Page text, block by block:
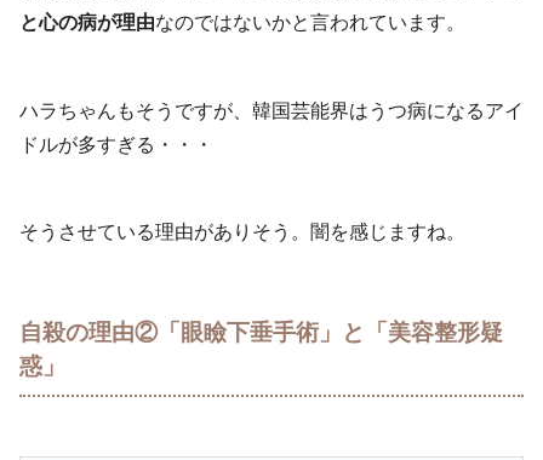
と心の病が理由なのではないかと言われています。
ハラちゃんもそうですが、韓国芸能界はうつ病になるアイ
ドルが多すぎる・・・
そうさせている理由がありそう。闇を感じますね。
自殺の理由②「眼瞼下垂手術」と「美容整形疑
惑」